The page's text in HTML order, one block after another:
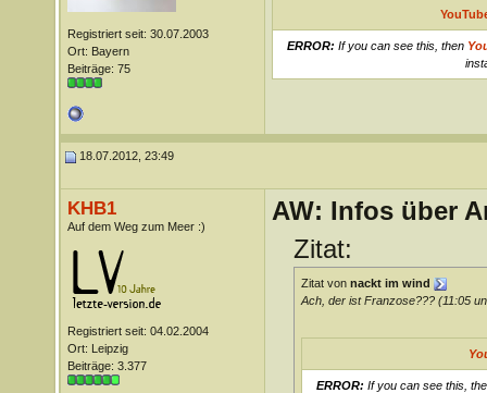
Registriert seit: 30.07.2003
Ort: Bayern
Beiträge: 75
ERROR: If you can see this, then
18.07.2012, 23:49
KHB1
Auf dem Weg zum Meer :)
Registriert seit: 04.02.2004
Ort: Leipzig
Beiträge: 3.377
AW: Infos über
Zitat:
Zitat von nackt im wind
Ach, der ist Franzose??? (11:05
ERROR: If you can see this,